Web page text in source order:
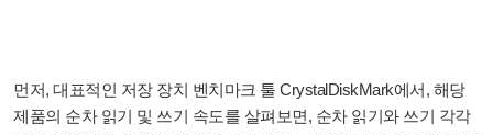
먼저, 대표적인 저장 장치 벤치마크 툴 CrystalDiskMark에서, 해당
제품의 순차 읽기 및 쓰기 속도를 살펴보면, 순차 읽기와 쓰기 각각